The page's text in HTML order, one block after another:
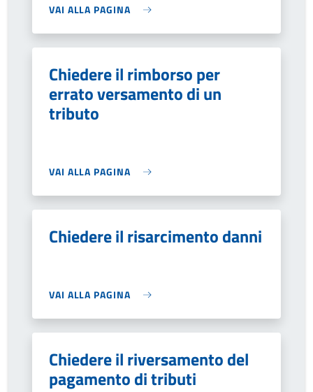
VAI ALLA PAGINA
Chiedere il rimborso per
errato versamento di un
tributo
VAI ALLA PAGINA
Chiedere il risarcimento danni
VAI ALLA PAGINA
Chiedere il riversamento del
pagamento di tributi